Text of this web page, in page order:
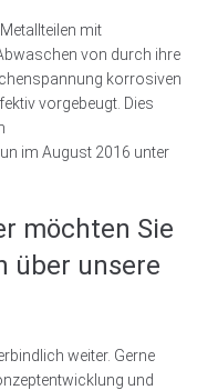
mit
von durch ihre
korrosiven
vorgebeugt. Dies
im August 2016 unter
möchten Sie
über unsere
weiter. Gerne
und